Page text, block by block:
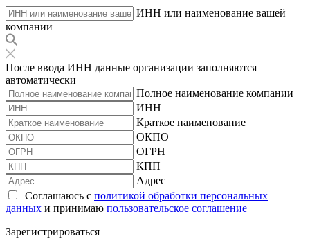
ИНН или наименование вашей
компании
После ввода ИНН данные организации заполняются
автоматически
Полное наименование компании
ИНН
Краткое наименование
ОКПО
ОГРН
КПП
Адрес
Соглашаюсь с политикой обработки персональных
данных и принимаю пользовательское соглашение
Зарегистрироваться